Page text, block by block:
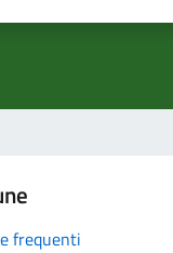
frequenti